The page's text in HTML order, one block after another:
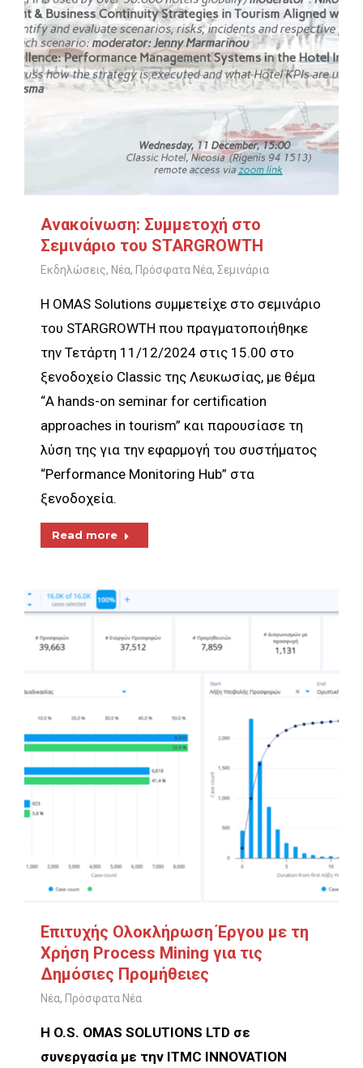
Ανακοίνωση: Συμμετοχή στο
Σεμινάριο του STARGROWTH
Εκδηλώσεις, Νέα, Πρόσφατα Νέα, Σεμινάρια
Η OMAS Solutions συμμετείχε στο σεμινάριο
του STARGROWTH που πραγματοποιήθηκε
την Τετάρτη 11/12/2024 στις 15.00 στο
ξενοδοχείο Classic της Λευκωσίας, με θέμα
“A hands-on seminar for certification
approaches in tourism” και παρουσίασε τη
λύση της για την εφαρμογή του συστήματος
“Performance Monitoring Hub” στα
ξενοδοχεία.
Read more
Επιτυχής Ολοκλήρωση Έργου με τη
Χρήση Process Mining για τις
Δημόσιες Προμήθειες
Νέα, Πρόσφατα Νέα
Η O.S. OMAS SOLUTIONS LTD σε
συνεργασία με την ITMC INNOVATION